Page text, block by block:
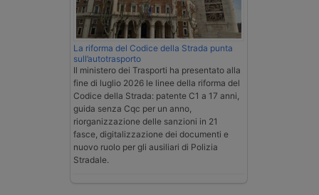
La riforma del Codice della Strada punta
sull’autotrasporto
Il ministero dei Trasporti ha presentato alla
fine di luglio 2026 le linee della riforma del
Codice della Strada: patente C1 a 17 anni,
guida senza Cqc per un anno,
riorganizzazione delle sanzioni in 21
fasce, digitalizzazione dei documenti e
nuovo ruolo per gli ausiliari di Polizia
Stradale.